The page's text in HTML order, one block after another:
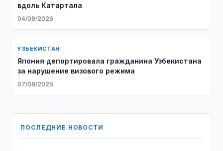
вдоль Катартала
04/08/2026
УЗБЕКИСТАН
Япония депортировала гражданина Узбекистана
за нарушение визового режима
07/08/2026
ПОСЛЕДНИЕ НОВОСТИ